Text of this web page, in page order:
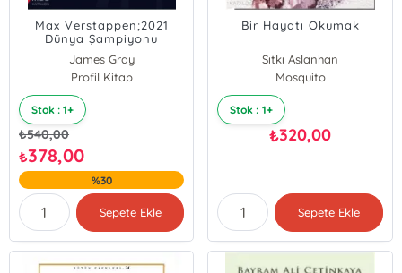
Max Verstappen;2021
Dünya Şampiyonu
Apoletiyle Güncellenen
Biyografisi
James Gray
Profil Kitap
Stok : 1+
₺540,00
₺378,00
%30
Sepete Ekle
Bir Hayatı Okumak
Sıtkı Aslanhan
Mosquito
Stok : 1+
₺320,00
Sepete Ekle